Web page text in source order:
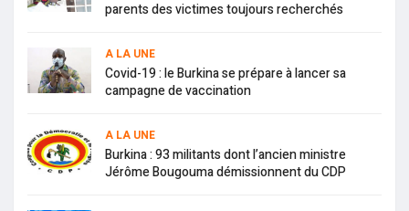
parents des victimes toujours recherchés
A LA UNE
Covid-19 : le Burkina se prépare à lancer sa
campagne de vaccination
A LA UNE
Burkina : 93 militants dont l’ancien ministre
Jérôme Bougouma démissionnent du CDP